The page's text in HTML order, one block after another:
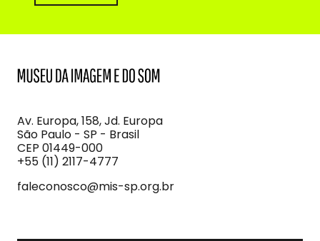
Imagem
e
do
Som
Av. Europa, 158, Jd. Europa
São Paulo - SP - Brasil
CEP 01449-000
+55 (11) 2117-4777
faleconosco@mis-sp.org.br